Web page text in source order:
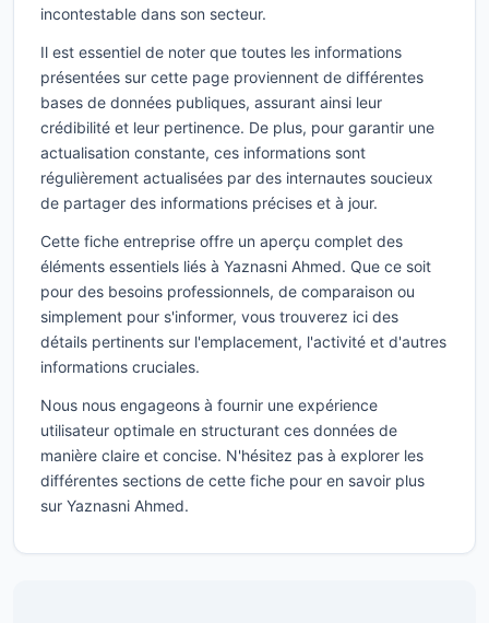
incontestable dans son secteur.
Il est essentiel de noter que toutes les informations
présentées sur cette page proviennent de différentes
bases de données publiques, assurant ainsi leur
crédibilité et leur pertinence. De plus, pour garantir une
actualisation constante, ces informations sont
régulièrement actualisées par des internautes soucieux
de partager des informations précises et à jour.
Cette fiche entreprise offre un aperçu complet des
éléments essentiels liés à Yaznasni Ahmed. Que ce soit
pour des besoins professionnels, de comparaison ou
simplement pour s'informer, vous trouverez ici des
détails pertinents sur l'emplacement, l'activité et d'autres
informations cruciales.
Nous nous engageons à fournir une expérience
utilisateur optimale en structurant ces données de
manière claire et concise. N'hésitez pas à explorer les
différentes sections de cette fiche pour en savoir plus
sur Yaznasni Ahmed.